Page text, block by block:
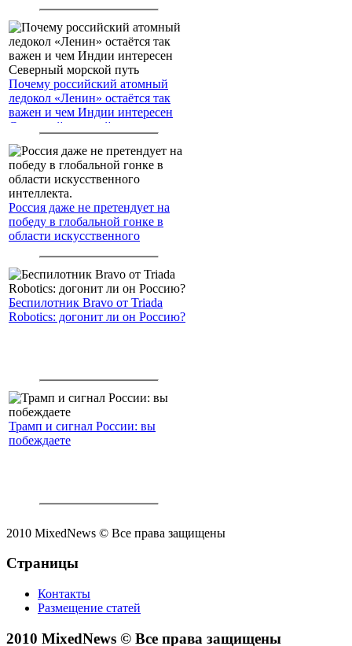
Почему российский атомный
ледокол «Ленин» остаётся так
важен и чем Индии интересен
Северный морской путь
Россия даже не претендует на
победу в глобальной гонке в
области искусственного
Беспилотник Bravo от Triada
Robotics: догонит ли он Россию?
Трамп и сигнал России: вы
побеждаете
2010 MixedNews © Все права защищены
Страницы
Контакты
Размещение статей
2010 MixedNews © Все права защищены